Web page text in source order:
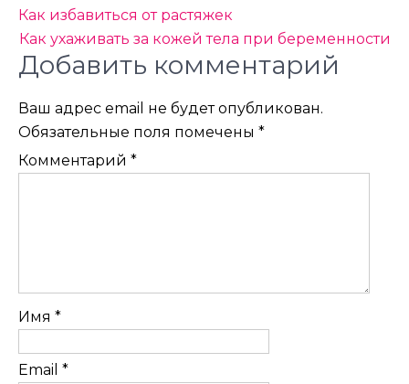
Навигация
по
записям
Как избавиться от растяжек
Как ухаживать за кожей тела при беременности
Добавить комментарий
Ваш адрес email не будет опубликован.
Обязательные поля помечены *
Комментарий *
Имя *
Email *